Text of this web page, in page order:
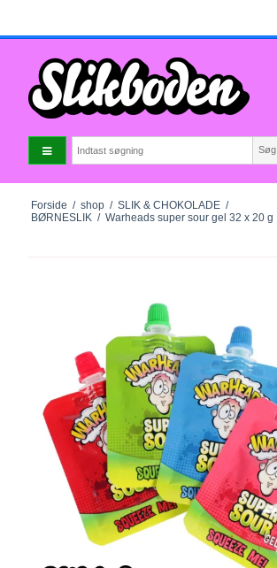
Søg
Forside / shop / SLIK & CHOKOLADE /
BØRNESLIK / Warheads super sour gel 32 x 20 g